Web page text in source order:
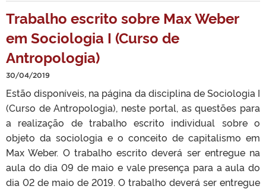
Trabalho escrito sobre Max Weber
em Sociologia I (Curso de
Antropologia)
30/04/2019
Estão disponíveis, na página da disciplina de Sociologia I
(Curso de Antropologia), neste portal, as questões para
a realização de trabalho escrito individual sobre o
objeto da sociologia e o conceito de capitalismo em
Max Weber. O trabalho escrito deverá ser entregue na
aula do dia 09 de maio e vale presença para a aula do
dia 02 de maio de 2019. O trabalho deverá ser entregue